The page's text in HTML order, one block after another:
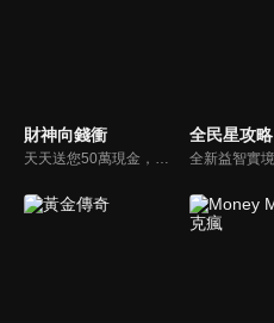
財神向錢衝
天天送您50萬現金，還有汽車大獎！不考智力、體力，挑戰家人、同事、同學、朋友互相了解的成渡和共同生活經驗。快來參加《財神向前衝》大獎通通送給您。
全民星攻略